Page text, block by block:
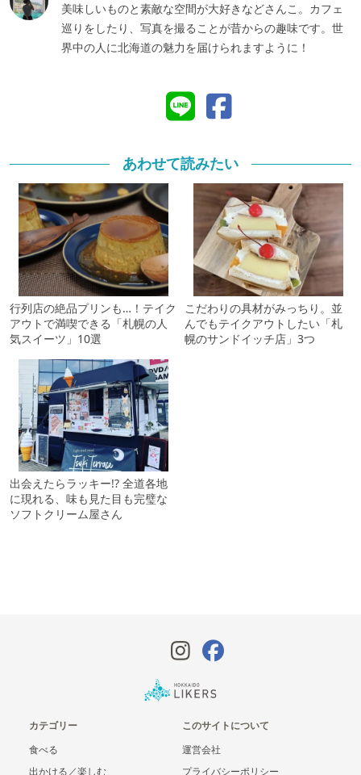
美味しいものと素敵な空間が大好きなどさんこ。カフェ
巡りをしたり、写真を撮ることが昔からの趣味です。世
界中の人に北海道の魅力を届けられますように！
あわせて読みたい
行列店の絶品プリンも…！テイク
アウトで満喫できる「札幌の人
気スイーツ」10選
こだわりの具材がみっちり。並
んでもテイクアウトしたい「札
幌のサンドイッチ店」3つ
出会えたらラッキー!? 全道各地
に現れる、味も見た目も完璧な
ソフトクリーム屋さん
カテゴリー
食べる
出かける／楽しむ
このサイトについて
運営会社
プライバシーポリシー